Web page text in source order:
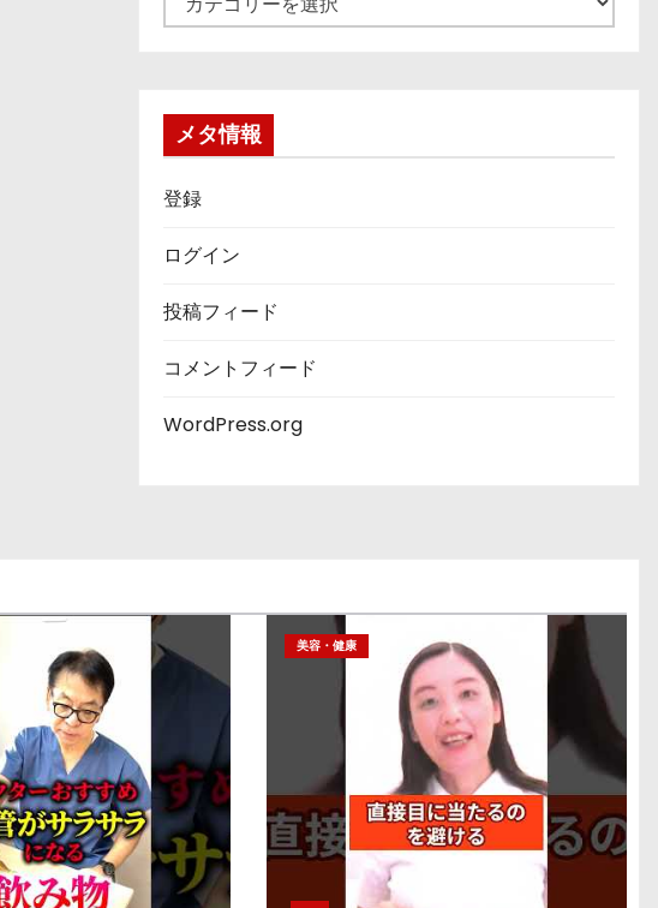
テ
メタ情報
登録
ログイン
投稿フィード
コメントフィード
WordPress.org
美容・健康